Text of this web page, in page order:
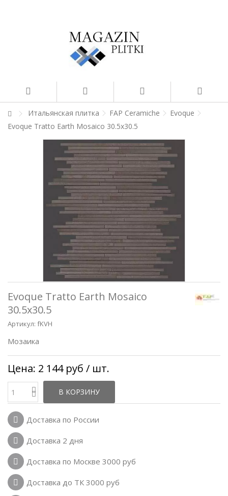
Итальянская плитка FAP Ceramiche
Evoque
Evoque Tratto Earth Mosaico 30.5x30.5
Evoque Tratto Earth Mosaico
30.5x30.5
Артикул: fKVH
Мозаика
Цена: 2 144 руб / шт.
В КОРЗИНУ
Доставка по России
Доставка 2 дня
Доставка по Москве 3000 руб
Доставка до ТК 3000 руб